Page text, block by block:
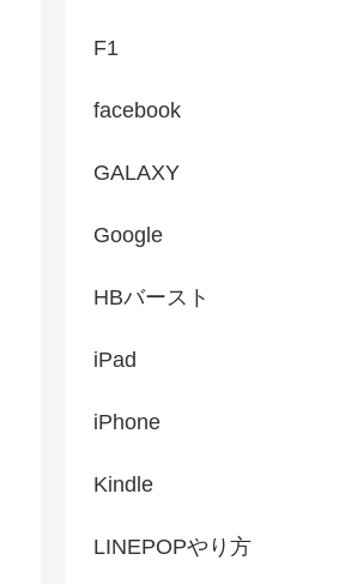
F1
facebook
GALAXY
Google
HBバースト
iPad
iPhone
Kindle
LINEPOPやり方